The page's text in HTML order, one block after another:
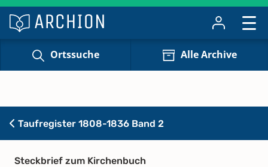
Ortssuche Alle Archive
Taufregister 1808-1836 Band 2
Steckbrief zum Kirchenbuch